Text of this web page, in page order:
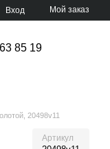
Вход Мой заказ
85 19
20498v11
Артикул